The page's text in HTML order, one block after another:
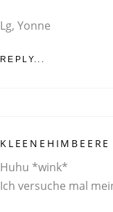
Lg, Yonne
REPLY...
KLEENEHIMBEERE
Huhu *wink*
Ich versuche mal